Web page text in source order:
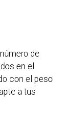
de
en el
con el peso
a tus